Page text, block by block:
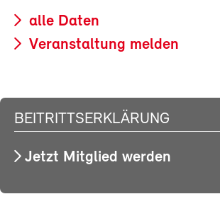
alle Daten
Veranstaltung melden
BEITRITTSERKLÄRUNG
Jetzt Mitglied werden